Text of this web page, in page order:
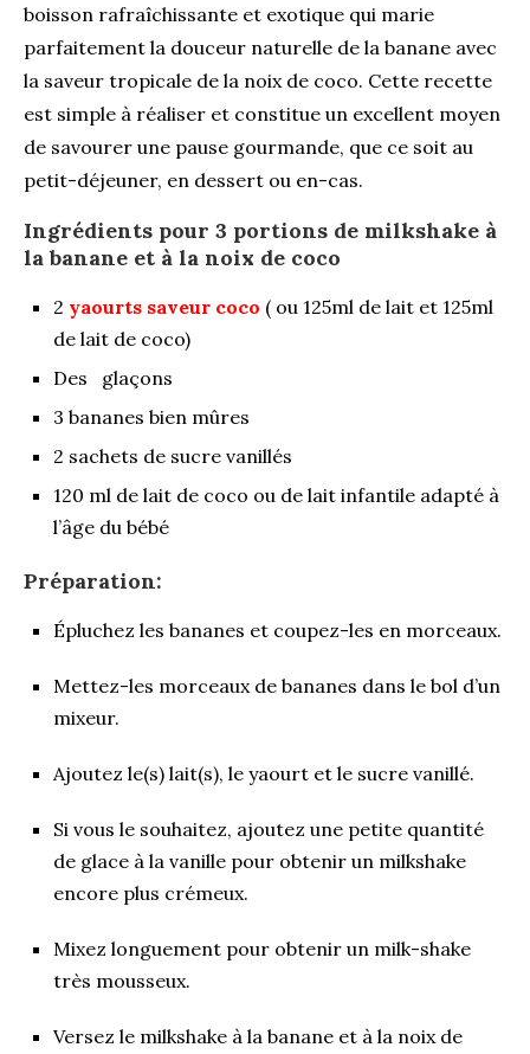
boisson rafraîchissante et exotique qui marie
parfaitement la douceur naturelle de la banane avec
la saveur tropicale de la noix de coco. Cette recette
est simple à réaliser et constitue un excellent moyen
de savourer une pause gourmande, que ce soit au
petit-déjeuner, en dessert ou en-cas.
Ingrédients pour 3 portions de milkshake à
la banane et à la noix de coco
2 yaourts saveur coco ( ou 125ml de lait et 125ml
de lait de coco)
Des glaçons
3 bananes bien mûres
2 sachets de sucre vanillés
120 ml de lait de coco ou de lait infantile adapté à
l’âge du bébé
Préparation:
Épluchez les bananes et coupez-les en morceaux.
Mettez-les morceaux de bananes dans le bol d’un
mixeur.
Ajoutez le(s) lait(s), le yaourt et le sucre vanillé.
Si vous le souhaitez, ajoutez une petite quantité
de glace à la vanille pour obtenir un milkshake
encore plus crémeux.
Mixez longuement pour obtenir un milk-shake
très mousseux.
Versez le milkshake à la banane et à la noix de